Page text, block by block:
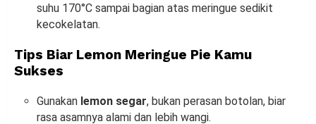
suhu 170°C sampai bagian atas meringue sedikit
kecokelatan.
Tips Biar Lemon Meringue Pie Kamu
Sukses
Gunakan lemon segar, bukan perasan botolan, biar
rasa asamnya alami dan lebih wangi.